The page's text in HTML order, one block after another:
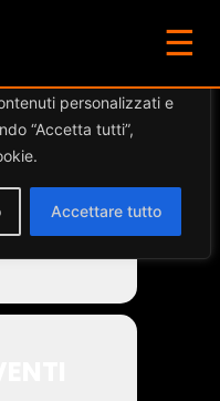
personalizzati e
“Accetta tutti”,
Accettare tutto
☰
Band